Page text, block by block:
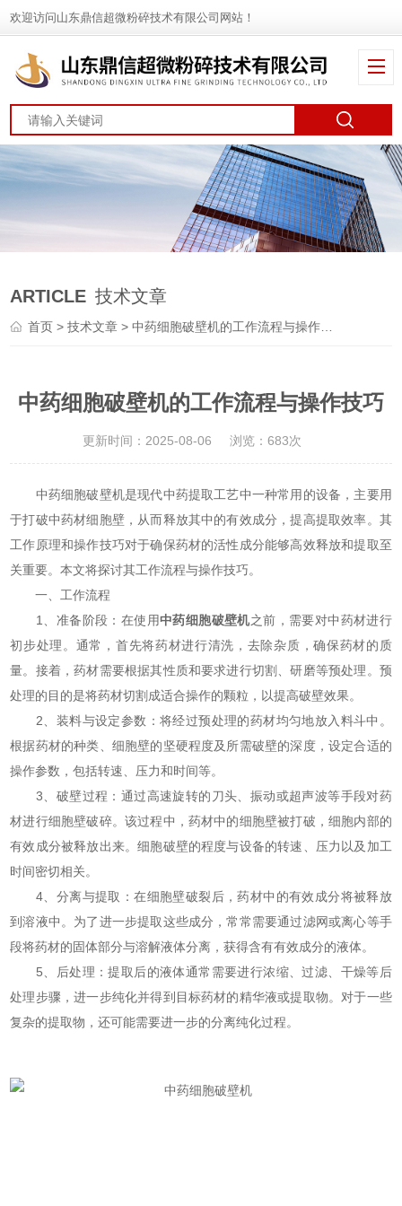
欢迎访问山东鼎信超微粉碎技术有限公司网站！
ARTICLE 技术文章
首页 >技术文章 > 中药细胞破壁机的工作流程与操作技巧
中药细胞破壁机的工作流程与操作技巧
更新时间：2025-08-06 浏览：683次
中药细胞破壁机是现代中药提取工艺中一种常用的设备，主要用
于打破中药材细胞壁，从而释放其中的有效成分，提高提取效率。其
工作原理和操作技巧对于确保药材的活性成分能够高效释放和提取至
关重要。本文将探讨其工作流程与操作技巧。
一、工作流程
1、准备阶段：在使用中药细胞破壁机之前，需要对中药材进行
初步处理。通常，首先将药材进行清洗，去除杂质，确保药材的质
量。接着，药材需要根据其性质和要求进行切割、研磨等预处理。预
处理的目的是将药材切割成适合操作的颗粒，以提高破壁效果。
2、装料与设定参数：将经过预处理的药材均匀地放入料斗中。
根据药材的种类、细胞壁的坚硬程度及所需破壁的深度，设定合适的
操作参数，包括转速、压力和时间等。
3、破壁过程：通过高速旋转的刀头、振动或超声波等手段对药
材进行细胞壁破碎。该过程中，药材中的细胞壁被打破，细胞内部的
有效成分被释放出来。细胞破壁的程度与设备的转速、压力以及加工
时间密切相关。
4、分离与提取：在细胞壁破裂后，药材中的有效成分将被释放
到溶液中。为了进一步提取这些成分，常常需要通过滤网或离心等手
段将药材的固体部分与溶解液体分离，获得含有有效成分的液体。
5、后处理：提取后的液体通常需要进行浓缩、过滤、干燥等后
处理步骤，进一步纯化并得到目标药材的精华液或提取物。对于一些
复杂的提取物，还可能需要进一步的分离纯化过程。